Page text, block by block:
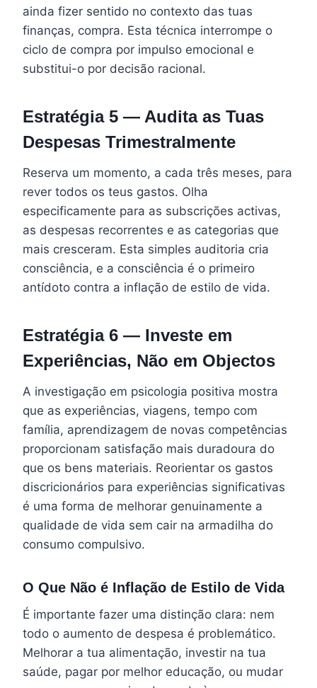
ainda fizer sentido no contexto das tuas
finanças, compra. Esta técnica interrompe o
ciclo de compra por impulso emocional e
substitui-o por decisão racional.
Estratégia 5 — Audita as Tuas
Despesas Trimestralmente
Reserva um momento, a cada três meses, para
rever todos os teus gastos. Olha
especificamente para as subscrições activas,
as despesas recorrentes e as categorias que
mais cresceram. Esta simples auditoria cria
consciência, e a consciência é o primeiro
antídoto contra a inflação de estilo de vida.
Estratégia 6 — Investe em
Experiências, Não em Objectos
A investigação em psicologia positiva mostra
que as experiências, viagens, tempo com
família, aprendizagem de novas competências
proporcionam satisfação mais duradoura do
que os bens materiais. Reorientar os gastos
discricionários para experiências significativas
é uma forma de melhorar genuinamente a
qualidade de vida sem cair na armadilha do
consumo compulsivo.
O Que Não é Inflação de Estilo de Vida
É importante fazer uma distinção clara: nem
todo o aumento de despesa é problemático.
Melhorar a tua alimentação, investir na tua
saúde, pagar por melhor educação, ou mudar